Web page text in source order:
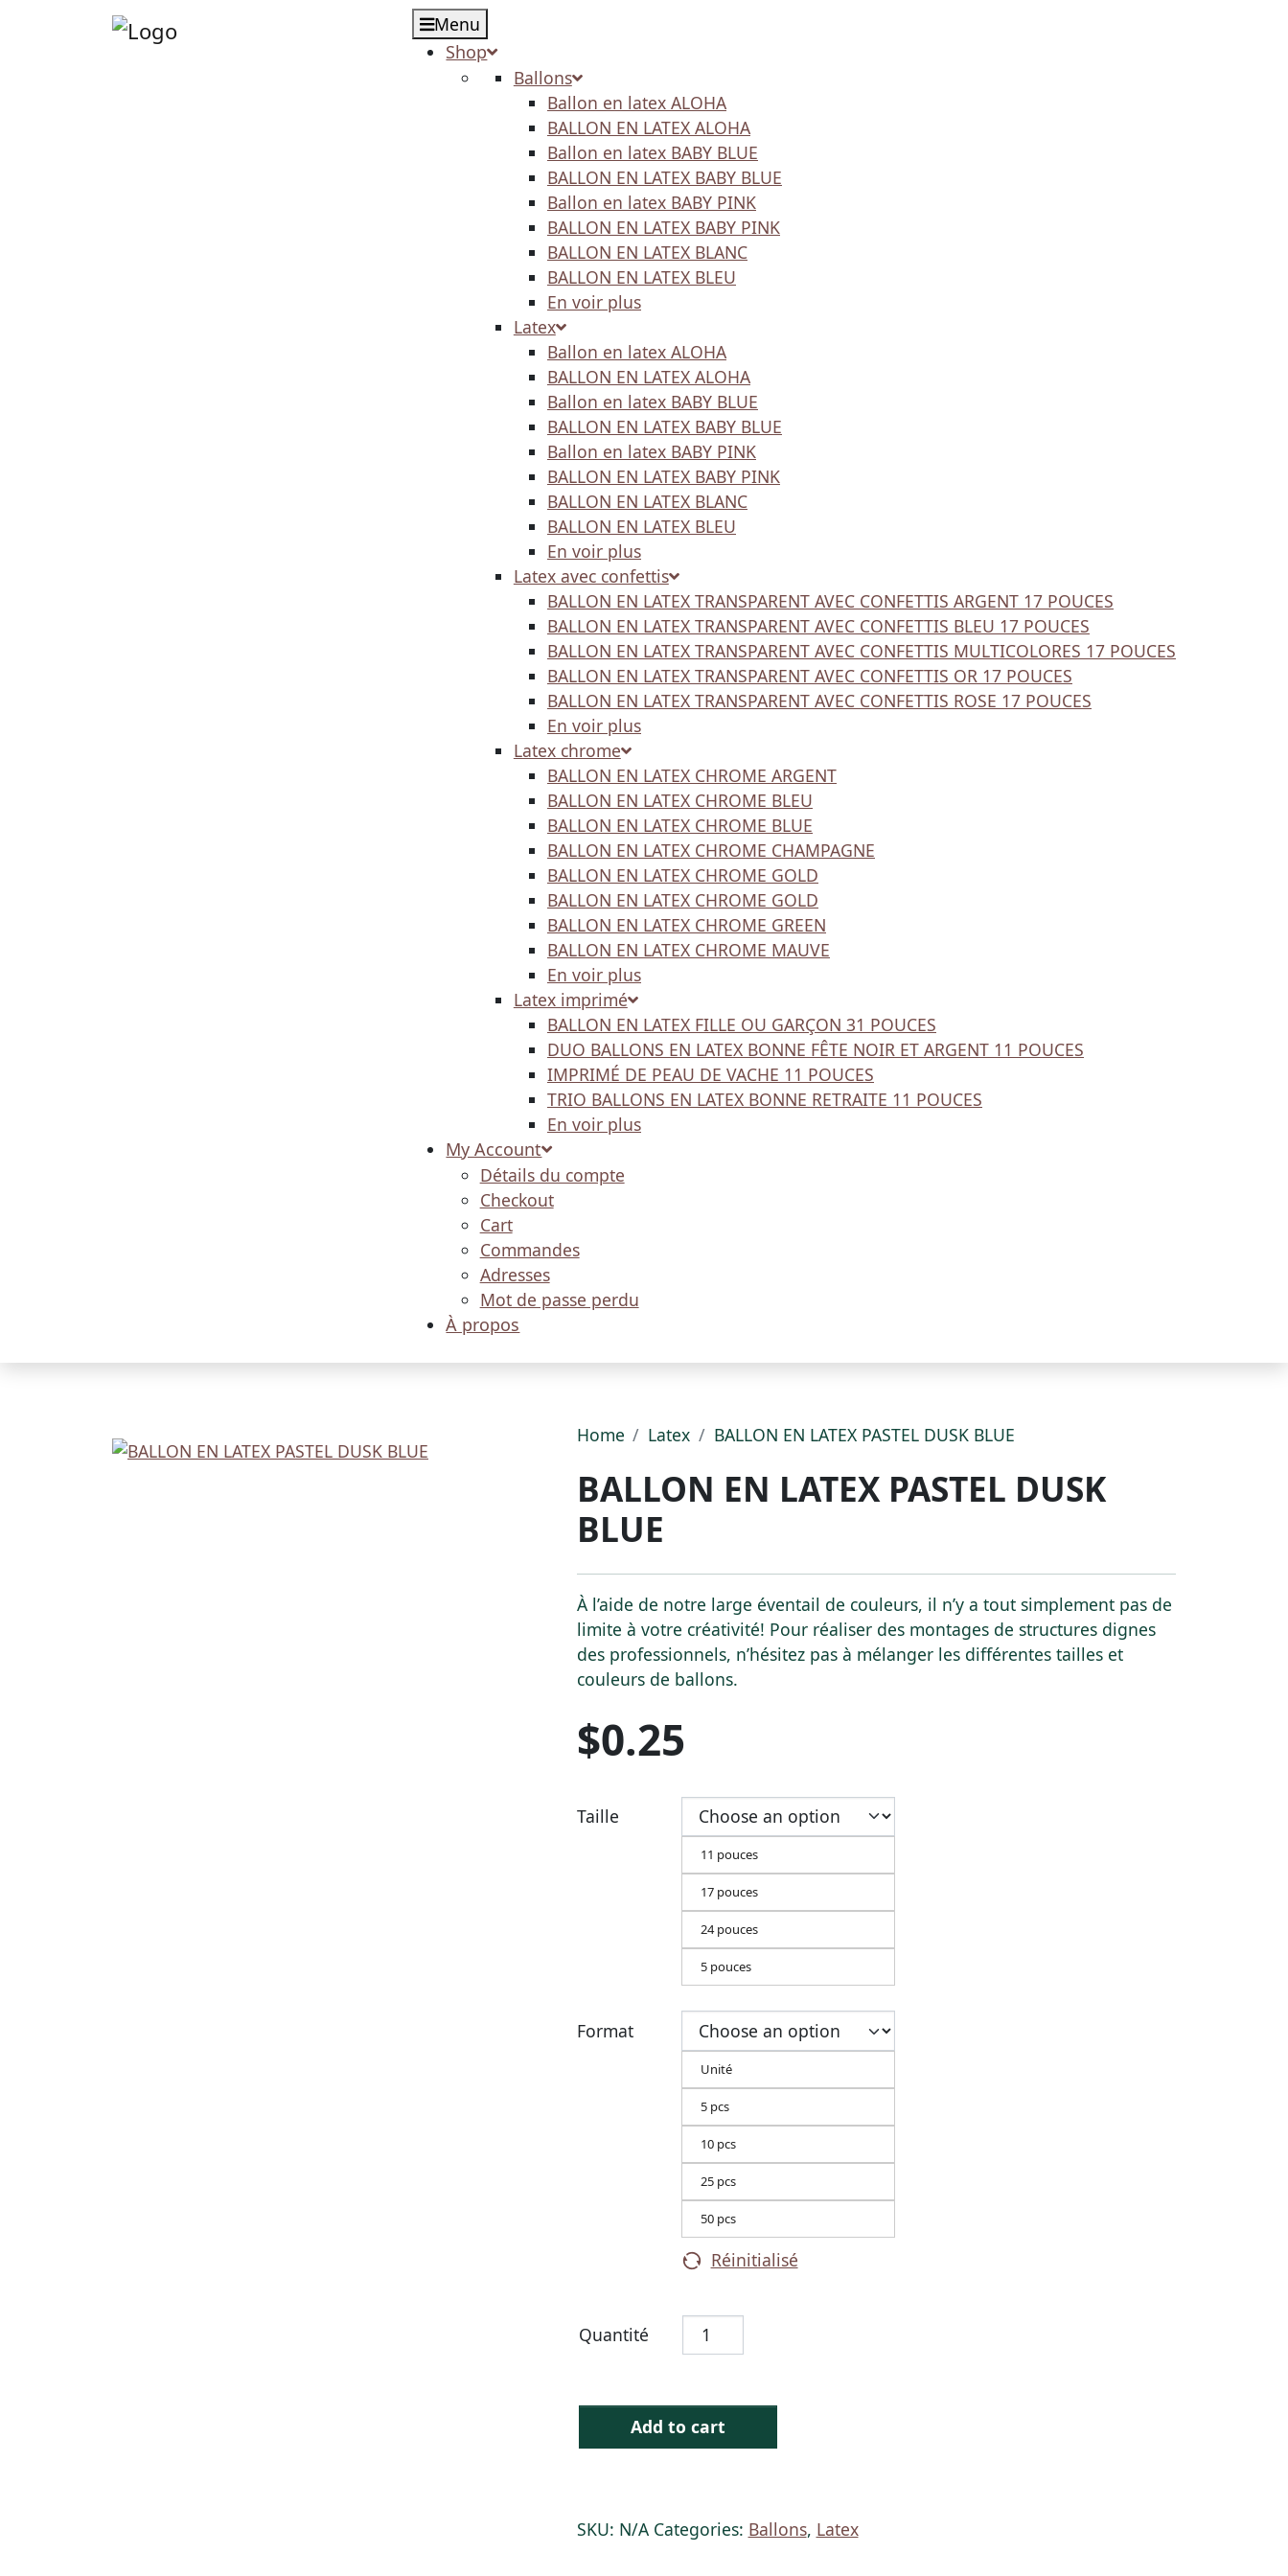
Menu
Shop
Ballons
Ballon en latex ALOHA
BALLON EN LATEX ALOHA
Ballon en latex BABY BLUE
BALLON EN LATEX BABY BLUE
Ballon en latex BABY PINK
BALLON EN LATEX BABY PINK
BALLON EN LATEX BLANC
BALLON EN LATEX BLEU
En voir plus
Latex
Ballon en latex ALOHA
BALLON EN LATEX ALOHA
Ballon en latex BABY BLUE
BALLON EN LATEX BABY BLUE
Ballon en latex BABY PINK
BALLON EN LATEX BABY PINK
BALLON EN LATEX BLANC
BALLON EN LATEX BLEU
En voir plus
Latex avec confettis
BALLON EN LATEX TRANSPARENT AVEC CONFETTIS ARGENT 17 POUCES
BALLON EN LATEX TRANSPARENT AVEC CONFETTIS BLEU 17 POUCES
BALLON EN LATEX TRANSPARENT AVEC CONFETTIS MULTICOLORES 17 POUCES
BALLON EN LATEX TRANSPARENT AVEC CONFETTIS OR 17 POUCES
BALLON EN LATEX TRANSPARENT AVEC CONFETTIS ROSE 17 POUCES
En voir plus
Latex chrome
BALLON EN LATEX CHROME ARGENT
BALLON EN LATEX CHROME BLEU
BALLON EN LATEX CHROME BLUE
BALLON EN LATEX CHROME CHAMPAGNE
BALLON EN LATEX CHROME GOLD
BALLON EN LATEX CHROME GOLD
BALLON EN LATEX CHROME GREEN
BALLON EN LATEX CHROME MAUVE
En voir plus
Latex imprimé
BALLON EN LATEX FILLE OU GARÇON 31 POUCES
DUO BALLONS EN LATEX BONNE FÊTE NOIR ET ARGENT 11 POUCES
IMPRIMÉ DE PEAU DE VACHE 11 POUCES
TRIO BALLONS EN LATEX BONNE RETRAITE 11 POUCES
En voir plus
My Account
Détails du compte
Checkout
Cart
Commandes
Adresses
Mot de passe perdu
À propos
Home Latex BALLON EN LATEX PASTEL DUSK BLUE
BALLON EN LATEX PASTEL DUSK
BLUE
À l’aide de notre large éventail de couleurs, il n’y a tout simplement pas de
limite à votre créativité! Pour réaliser des montages de structures dignes
des professionnels, n’hésitez pas à mélanger les différentes tailles et
couleurs de ballons.
$0.25
Taille
11 pouces
17 pouces
24 pouces
5 pouces
Format
Unité
5 pcs
10 pcs
25 pcs
50 pcs
Réinitialisé
Quantité
Add to cart
SKU: N/A Categories: Ballons, Latex